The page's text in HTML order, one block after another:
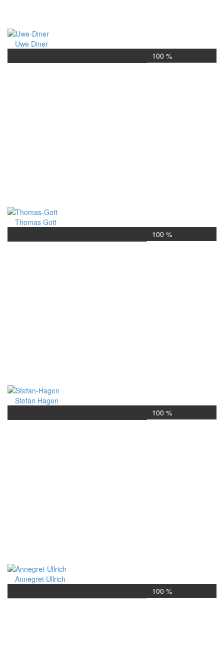
Uwe Diner
100 %
Thomas Gott
100 %
Stefan Hagen
100 %
Annegret Ullrich
100 %